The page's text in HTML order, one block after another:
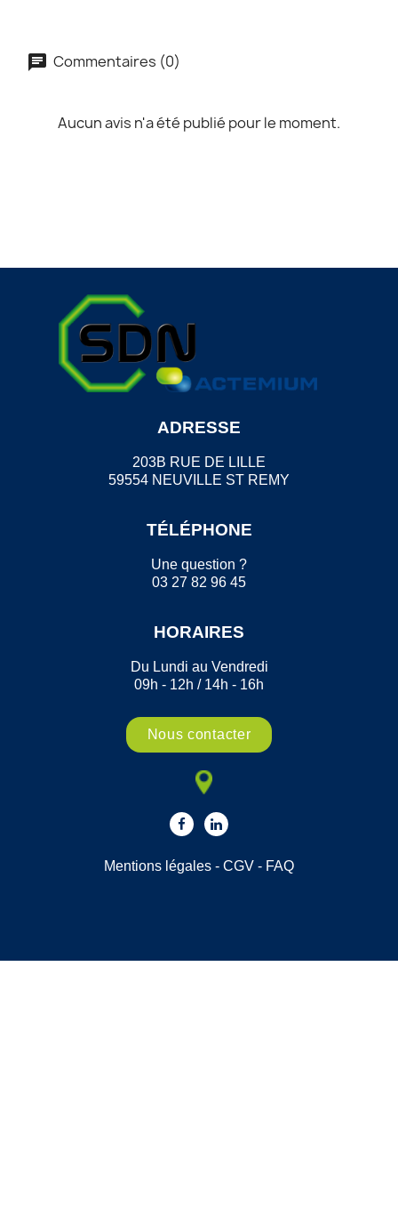
Commentaires (0)
Aucun avis n'a été publié pour le moment.
ADRESSE
203B RUE DE LILLE
59554 NEUVILLE ST REMY
TÉLÉPHONE
Une question ?
03 27 82 96 45
HORAIRES
Du Lundi au Vendredi
09h - 12h / 14h - 16h
Nous contacter
Mentions légales - CGV - FAQ